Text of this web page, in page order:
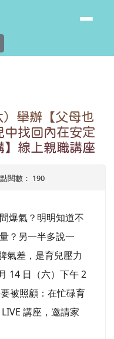
舉辦【父母也
中找回內在安定
】線上親職講座
閱數： 190
爆氣？明明知道不
？另一半多說一
氣差，是育兒壓力
14 日（六）下午 2
被照顧：在忙碌育
講座，邀請家